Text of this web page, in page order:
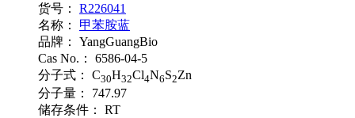
货号：
R226041
名称：
甲苯胺蓝
品牌：
YangGuangBio
Cas No.：
6586-04-5
分子式：
C30H32Cl4N6S2Zn
分子量：
747.97
储存条件：
RT